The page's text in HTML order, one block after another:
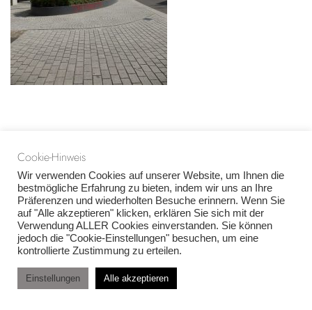
Cookie-Hinweis
Wir verwenden Cookies auf unserer Website, um Ihnen die
bestmögliche Erfahrung zu bieten, indem wir uns an Ihre
Präferenzen und wiederholten Besuche erinnern. Wenn Sie
auf "Alle akzeptieren" klicken, erklären Sie sich mit der
Verwendung ALLER Cookies einverstanden. Sie können
jedoch die "Cookie-Einstellungen" besuchen, um eine
kontrollierte Zustimmung zu erteilen.
Einstellungen Alle akzeptieren